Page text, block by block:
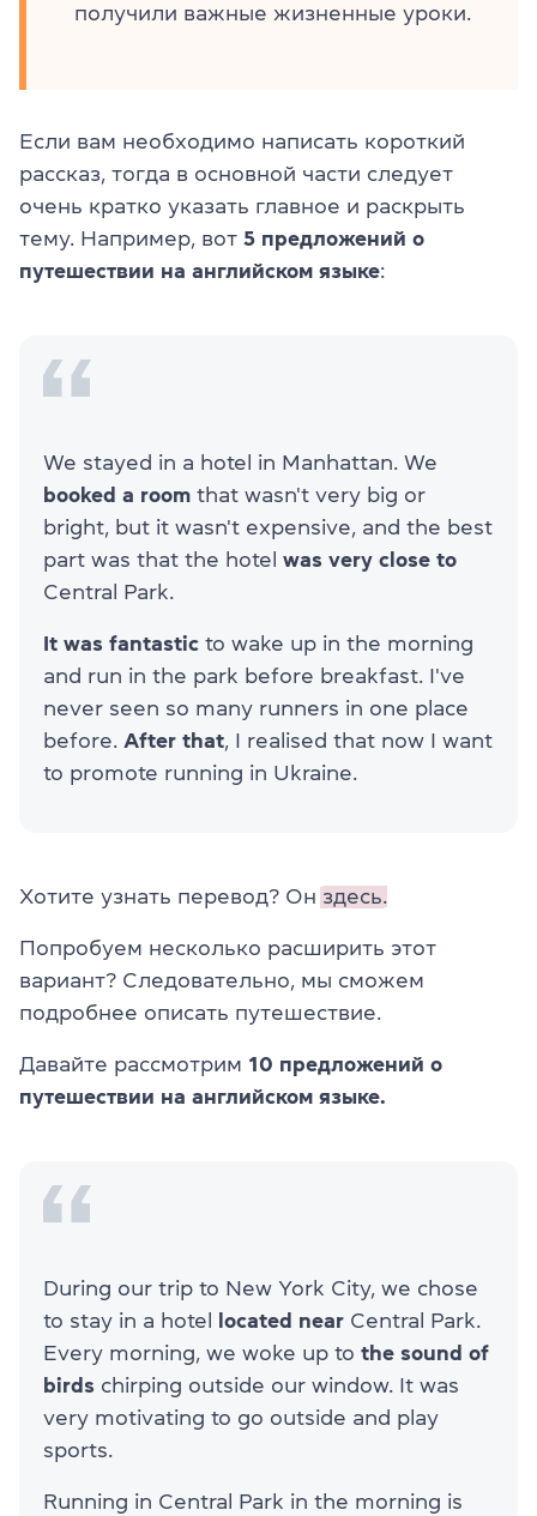
получили важные жизненные уроки.
Если вам необходимо написать короткий
рассказ, тогда в основной части следует
очень кратко указать главное и раскрыть
тему. Например, вот 5 предложений о
путешествии на английском языке:
We stayed in a hotel in Manhattan. We
booked a room that wasn't very big or
bright, but it wasn't expensive, and the best
part was that the hotel was very close to
Central Park.
It was fantastic to wake up in the morning
and run in the park before breakfast. I've
never seen so many runners in one place
before. After that , I realised that now I want
to promote running in Ukraine.
Хотите узнать перевод? Он здесь.
Попробуем несколько расширить этот
вариант? Следовательно, мы сможем
подробнее описать путешествие.
Давайте рассмотрим 10 предложений о
путешествии на английском языке.
During our trip to New York City, we chose
to stay in a hotel
located near Central Park.
Every morning, we woke up to the sound of
birds chirping outside our window. It was
very motivating to go outside and play
sports.
Running in Central Park in the morning is